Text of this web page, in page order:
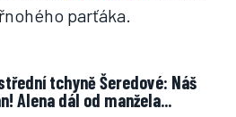
parťáka.
tchyně Šeredové: Náš
Alena dál od manžela...